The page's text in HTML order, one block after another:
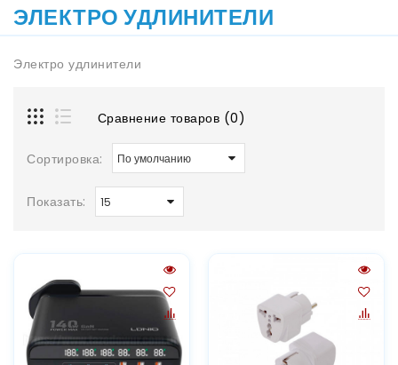
ЭЛЕКТРО УДЛИНИТЕЛИ
Электро удлинители
Сравнение товаров (0)
Сортировка:
Показать: